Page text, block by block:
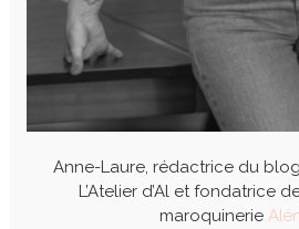
Anne-Laure, rédactrice du
L’Atelier d’Al et fondatrice
maroquinerie